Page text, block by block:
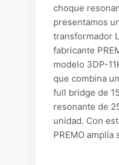
choque
presentamos
transformador
fabricante
modelo 3DP-
que combina
full bridge de
resonante de
unidad. Con
PREMO